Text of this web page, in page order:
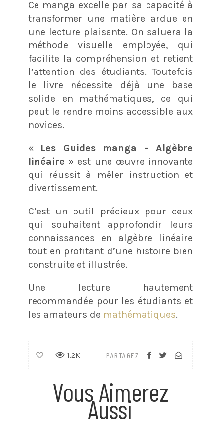
Ce manga excelle par sa capacité à
transformer une matière ardue en
une lecture plaisante. On saluera la
méthode visuelle employée, qui
facilite la compréhension et retient
l’attention des étudiants. Toutefois
le livre nécessite déjà une base
solide en mathématiques, ce qui
peut le rendre moins accessible aux
novices.
« Les Guides manga – Algèbre
linéaire » est une œuvre innovante
qui réussit à mêler instruction et
divertissement.
C’est un outil précieux pour ceux
qui souhaitent approfondir leurs
connaissances en algèbre linéaire
tout en profitant d’une histoire bien
construite et illustrée.
Une lecture hautement
recommandée pour les étudiants et
les amateurs de mathématiques.
PARTAGEZ
1.2K
Vous Aimerez
Aussi